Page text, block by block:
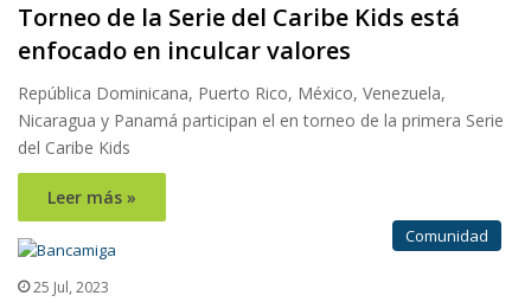
Torneo de la Serie del Caribe Kids está
enfocado en inculcar valores
República Dominicana, Puerto Rico, México, Venezuela,
Nicaragua y Panamá participan el en torneo de la primera Serie
del Caribe Kids
Leer más »
Comunidad
25 Jul, 2023